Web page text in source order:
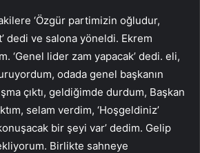
‘Özgür partimizin oğludur,
dedi ve salona yöneldi. Ekrem
‘Genel lider zam yapacak’ dedi. eli,
odada genel başkanın
çıktı, geldiğimde durdum, Başkan
selam verdim, ‘Hoşgeldiniz’
konuşacak bir şeyi var’ dedim. Gelip
Birlikte sahneye